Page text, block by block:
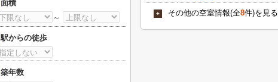
+ その他の空室情報(全8件)を見る
面積
～
駅からの徒歩
築年数